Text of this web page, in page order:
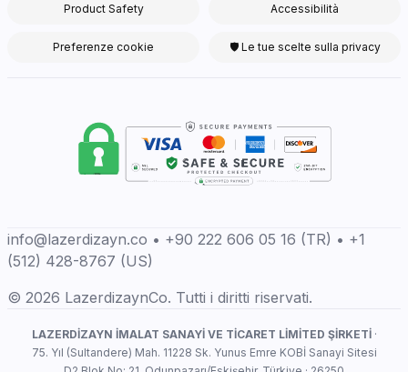
Product Safety Accessibilità
Preferenze cookie 🛡 Le tue scelte sulla privacy
info@lazerdizayn.co • +90 222 606 05 16 (TR) • +1
(512) 428-8767 (US)
© 2026 LazerdizaynCo. Tutti i diritti riservati.
LAZERDİZAYN İMALAT SANAYİ VE TİCARET LİMİTED ŞİRKETİ·
75. Yıl (Sultandere) Mah. 11228 Sk. Yunus Emre KOBİ Sanayi Sitesi